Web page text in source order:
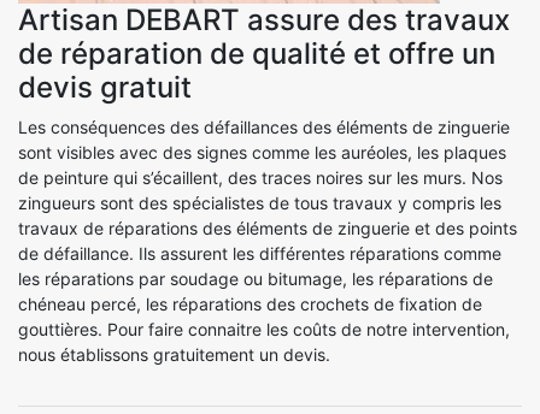
Artisan DEBART assure des travaux
de réparation de qualité et offre un
devis gratuit
Les conséquences des défaillances des éléments de zinguerie
sont visibles avec des signes comme les auréoles, les plaques
de peinture qui s’écaillent, des traces noires sur les murs. Nos
zingueurs sont des spécialistes de tous travaux y compris les
travaux de réparations des éléments de zinguerie et des points
de défaillance. Ils assurent les différentes réparations comme
les réparations par soudage ou bitumage, les réparations de
chéneau percé, les réparations des crochets de fixation de
gouttières. Pour faire connaitre les coûts de notre intervention,
nous établissons gratuitement un devis.